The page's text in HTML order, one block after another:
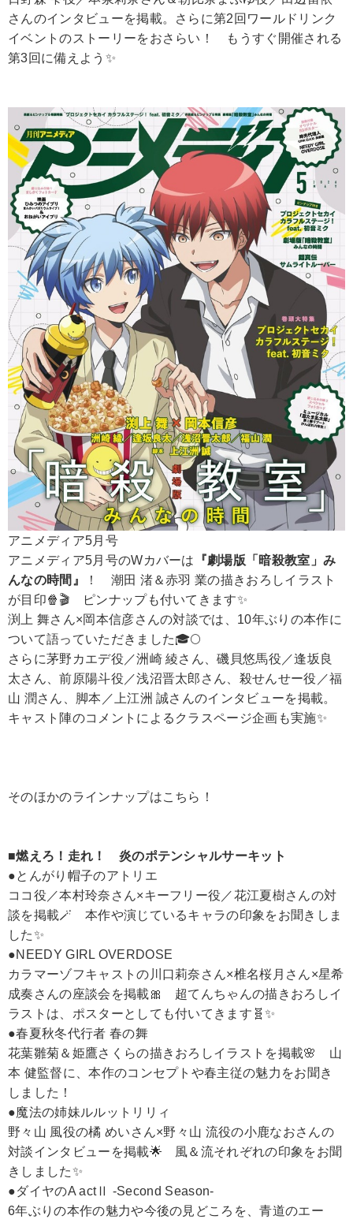
さんのインタビューを掲載。さらに第2回ワールドリンク
イベントのストーリーをおさらい！ もうすぐ開催される
第3回に備えよう✨
アニメディア5月号
アニメディア5月号のWカバーは
『劇場版「暗殺教室」み
んなの時間』
！ 潮田 渚＆赤羽 業の描きおろしイラスト
が目印🍿🎬 ピンナップも付いてきます✨
渕上 舞さん×岡本信彦さんの対談では、10年ぶりの本作に
ついて語っていただきました🎓🌕
さらに茅野カエデ役／洲崎 綾さん、磯貝悠馬役／逢坂良
太さん、前原陽斗役／浅沼晋太郎さん、殺せんせー役／福
山 潤さん、脚本／上江洲 誠さんのインタビューを掲載。
キャスト陣のコメントによるクラスページ企画も実施✨
そのほかのラインナップはこちら！
■燃えろ！走れ！ 炎のポテンシャルサーキット
●とんがり帽子のアトリエ
ココ役／本村玲奈さん×キーフリー役／花江夏樹さんの対
談を掲載🪄 本作や演じているキャラの印象をお聞きしま
した✨
●NEEDY GIRL OVERDOSE
カラマーゾフキャストの川口莉奈さん×椎名桜月さん×星希
成奏さんの座談会を掲載🎀 超てんちゃんの描きおろしイ
ラストは、ポスターとしても付いてきます🧬✨
●春夏秋冬代行者 春の舞
花葉雛菊＆姫鷹さくらの描きおろしイラストを掲載🌸 山
本 健監督に、本作のコンセプトや春主従の魅力をお聞き
しました！
●魔法の姉妹ルルットリリィ
野々山 風役の橘 めいさん×野々山 流役の小鹿なおさんの
対談インタビューを掲載🌟 風＆流それぞれの印象をお聞
きしました✨
●ダイヤのA actⅡ -Second Season-
6年ぶりの本作の魅力や今後の見どころを、青道のエー